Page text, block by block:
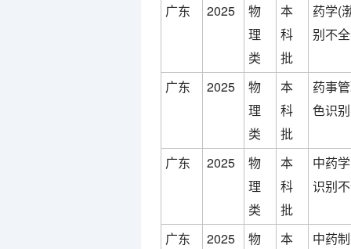
广东 2025
物
理
类
本
科
批
药学(
别不
广东 2025
物
理
类
本
科
批
药事
色识
广东 2025
物
理
类
本
科
批
中药
识别
广东 2025 物 本 中药